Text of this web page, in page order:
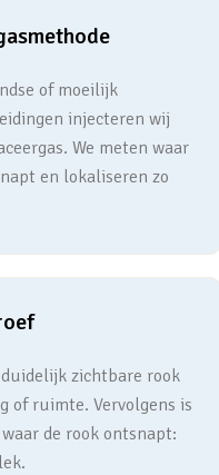
of moeilijk
injecteren wij
We meten waar
en lokaliseren zo
zichtbare rook
of ruimte. Vervolgens is
de rook ontsnapt: